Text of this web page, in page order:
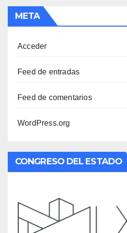
META
Acceder
Feed de entradas
Feed de comentarios
WordPress.org
CONGRESO DEL ESTADO